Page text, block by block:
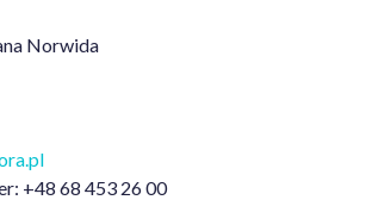
Norwida
+48 68 453 26 00